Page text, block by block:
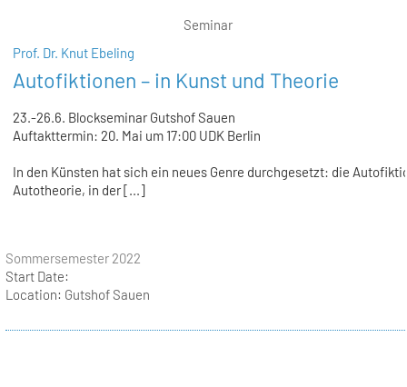
Seminar
Prof. Dr. Knut Ebeling
Autofiktionen – in Kunst und Theorie
23.-26.6. Blockseminar Gutshof Sauen
Auftakttermin: 20. Mai um 17:00 UDK Berlin
In den Künsten hat sich ein neues Genre durchgesetzt: die
Autotheorie, in der [...]
Sommersemester 2022
Start Date:
Location: Gutshof Sauen